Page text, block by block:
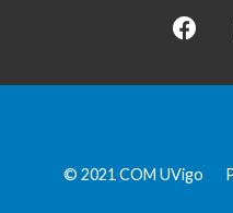
© 2021 COM UVigo